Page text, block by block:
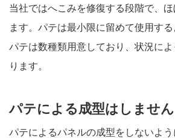
当社ではへこみを修復する段階で、
ます。パテは最小限に留めて使用する
パテは数種類用意しており、状況に
ります。
パテによる成型はしません
パテによるパネルの成型をしないよ